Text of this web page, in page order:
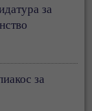
за
за